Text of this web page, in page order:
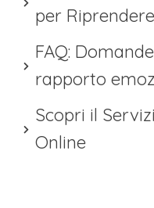
per
FAQ:
rapporto
Scopri il
Online